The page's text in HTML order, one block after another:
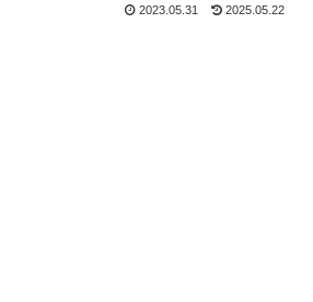
2023.05.31 2025.05.22